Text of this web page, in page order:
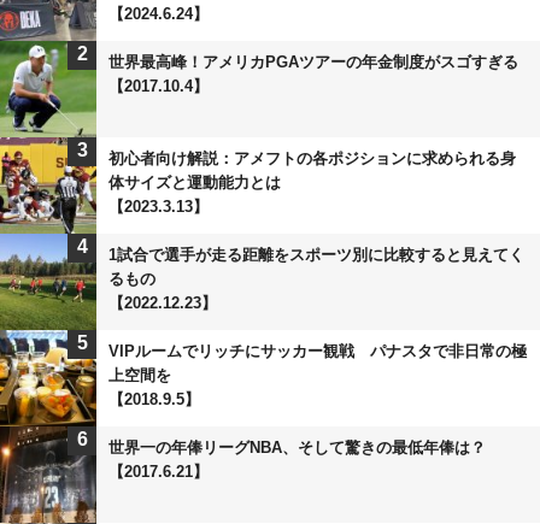
【2024.6.24】
2
世界最高峰！アメリカPGAツアーの年金制度がスゴすぎる
【2017.10.4】
3
初心者向け解説：アメフトの各ポジションに求められる身
体サイズと運動能力とは
【2023.3.13】
4
1試合で選手が走る距離をスポーツ別に比較すると見えてく
るもの
【2022.12.23】
5
VIPルームでリッチにサッカー観戦 パナスタで非日常の極
上空間を
【2018.9.5】
6
世界一の年俸リーグNBA、そして驚きの最低年俸は？
【2017.6.21】